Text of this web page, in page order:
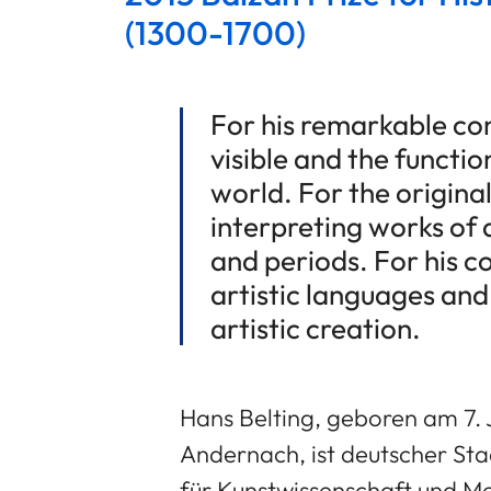
(1300-1700)
For his remarkable
visible and the
world. For the
interpreting works of
and periods. For his
artistic languages
artistic creation.
Hans Belting, geboren am 7.
Andernach, ist deutscher